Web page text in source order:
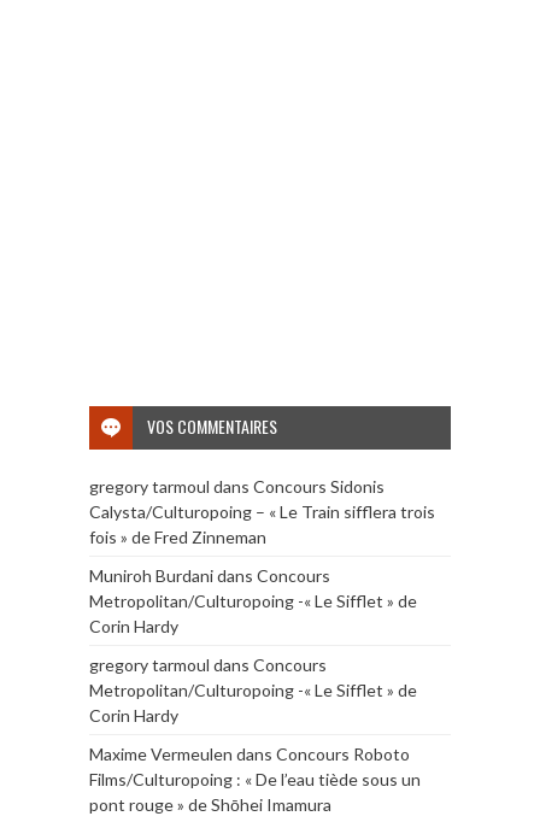
VOS COMMENTAIRES
gregory tarmoul dans Concours Sidonis
Calysta/Culturopoing – « Le Train sifflera trois
fois » de Fred Zinneman
Muniroh Burdanidans Concours
Metropolitan/Culturopoing -« Le Sifflet » de
Corin Hardy
gregory tarmoul dans Concours
Metropolitan/Culturopoing -« Le Sifflet » de
Corin Hardy
Maxime Vermeulen dans Concours Roboto
Films/Culturopoing : « De l’eau tiède sous un
pont rouge » de Shōhei Imamura